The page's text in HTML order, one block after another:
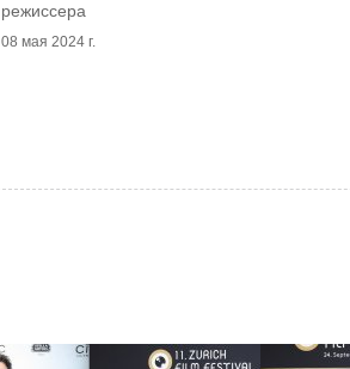
режиссера
08 мая 2024 г.